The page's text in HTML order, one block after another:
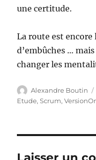
une certitude.
La route est
d’embûches …
changer les
Auteur
Alexandre Boutin
Etude,Scrum,